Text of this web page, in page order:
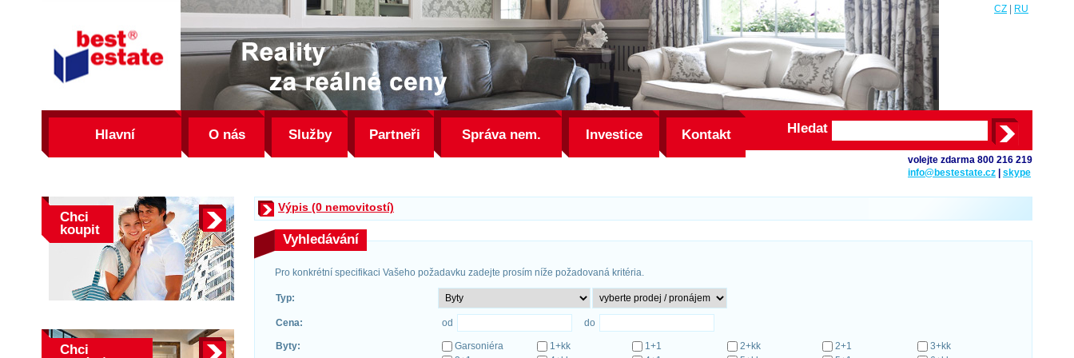
best
estate
CZ RU
Hlavní O nás Služby Partneři Správa nem. Investice Kontakt Hledat
volejte zdarma 800 216 219
info@bestestate.cz
skype
Chci
koupit
Chci
Výpis (0 nemovitostí)
Vyhledávání
Pro konkrétní specifikaci Vašeho požadavku zadejte prosím níže požadovaná kritéria.
Typ:
Cena: od do
Byty: Garsoniéra 1+kk 1+1 2+kk 2+1
3+kk